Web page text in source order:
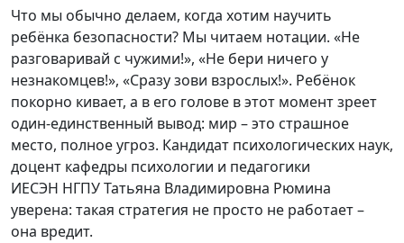
Что мы обычно делаем, когда хотим научить
ребёнка безопасности? Мы читаем нотации. «Не
разговаривай с чужими!», «Не бери ничего у
незнакомцев!», «Сразу зови взрослых!». Ребёнок
покорно кивает, а в его голове в этот момент зреет
один-единственный вывод: мир – это страшное
место, полное угроз. Кандидат психологических наук,
доцент кафедры психологии и педагогики
ИЕСЭН НГПУ Татьяна Владимировна Рюмина
уверена: такая стратегия не просто не работает –
она вредит.